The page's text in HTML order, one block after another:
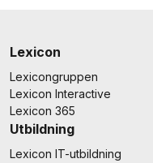
Lexicon
Lexicongruppen
Lexicon Interactive
Lexicon 365
Utbildning
Lexicon IT-utbildning